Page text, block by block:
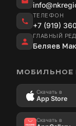
ТЕЛЕФОН
+7 (919)
ГЛАВНЫЙ
Беляев
МОБИЛЬНОЕ
Скачать в
App Store
Скачать в